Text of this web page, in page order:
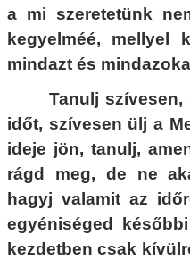
a mi szeretetünk
kegyelméé, mellyel
mindazt és
Tanulj
időt, szívesen ülj a
ideje jön, tanulj,
rágd meg, de ne
hagyj valamit az
egyéniséged
kezdetben csak